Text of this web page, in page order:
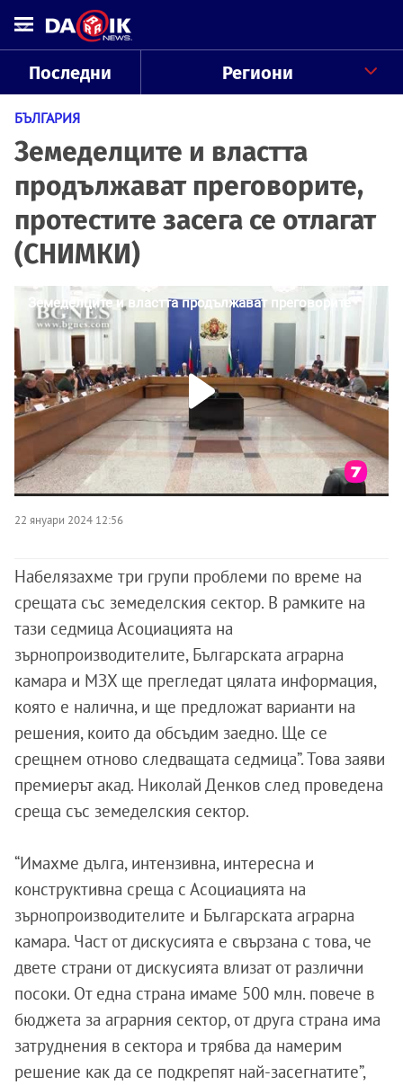
Последни Региони
БЪЛГАРИЯ
Земеделците и властта
продължават преговорите,
протестите засега се отлагат
(СНИМКИ)
22 януари 2024 12:56
Набелязахме три групи проблеми по време на
срещата със земеделския сектор. В рамките на
тази седмица Асоциацията на
зърнопроизводителите, Българската аграрна
камара и МЗХ ще прегледат цялата информация,
която е налична, и ще предложат варианти на
решения, които да обсъдим заедно. Ще се
срещнем отново следващата седмица”. Това заяви
премиерът акад. Николай Денков след проведена
среща със земеделския сектор.
“Имахме дълга, интензивна, интересна и
конструктивна среща с Асоциацията на
зърнопроизводителите и Българската аграрна
камара. Част от дискусията е свързана с това, че
двете страни от дискусията влизат от различни
посоки. От една страна имаме 500 млн. повече в
бюджета за аграрния сектор, от друга страна има
затруднения в сектора и трябва да намерим
решение как да се подкрепят най-засегнатите”,